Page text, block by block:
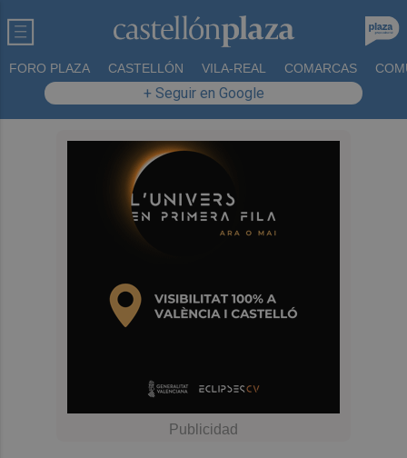
FORO PLAZA CASTELLÓN VILA-REAL COMARCAS
+ Seguir en Google